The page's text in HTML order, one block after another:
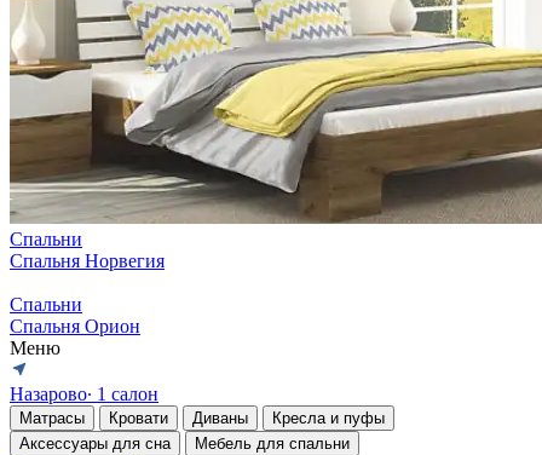
Спальни
Спальня Норвегия
Спальни
Спальня Орион
Меню
Назарово∙ 1 салон
Матрасы Кровати Диваны
Кресла и пуфы
Аксессуары для сна
Мебель для спальни